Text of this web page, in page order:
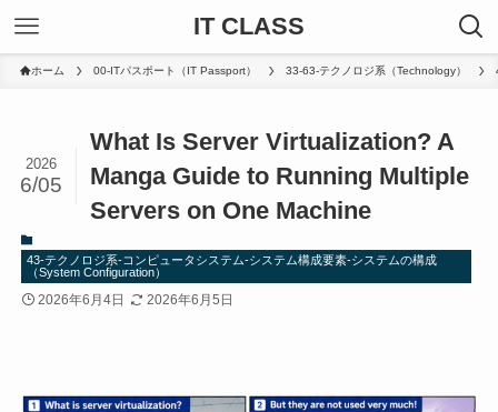
IT CLASS
ホーム 00-ITパスポート（IT Passport） 33-63-テクノロジ系（Technology）
What Is Server Virtualization? A
Manga Guide to Running Multiple
Servers on One Machine
2026
6/05
43-テクノロジ系-コンピュータシステム-システム構成要素-システムの構成
（System Configuration）
2026年6月4日 2026年6月5日